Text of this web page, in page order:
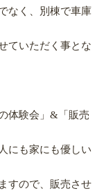
なく、別棟で車庫
ていただく事とな
体験会」&「販売
にも家にも優しい
すので、販売させ